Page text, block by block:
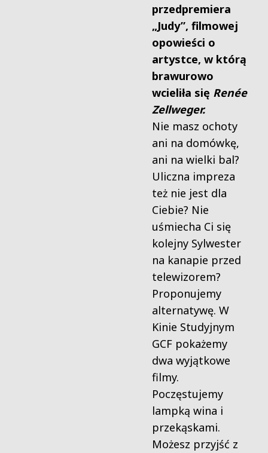
przedpremiera
„Judy”, filmowej
opowieści o
artystce, w którą
brawurowo
wcieliła się Renée
Zellweger.
Nie masz ochoty
ani na domówkę,
ani na wielki bal?
Uliczna impreza
też nie jest dla
Ciebie? Nie
uśmiecha Ci się
kolejny Sylwester
na kanapie przed
telewizorem?
Proponujemy
alternatywę. W
Kinie Studyjnym
GCF pokażemy
dwa wyjątkowe
filmy.
Poczęstujemy
lampką wina i
przekąskami.
Możesz przyjść z